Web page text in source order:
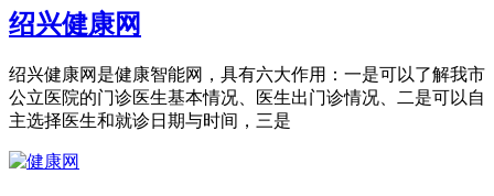
绍兴健康网
绍兴健康网是健康智能网，具有六大作用：一是可以了解我市
公立医院的门诊医生基本情况、医生出门诊情况、二是可以自
主选择医生和就诊日期与时间，三是